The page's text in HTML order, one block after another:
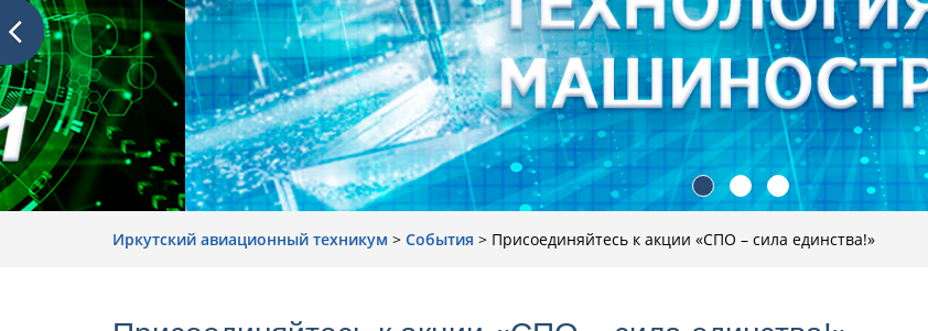
Иркутский авиационный техникум > События > Присоединяйтесь к акции «СПО – сила единства!»